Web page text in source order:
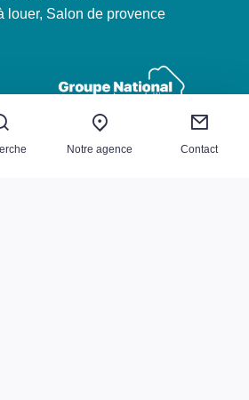
Notre agence Contact
louer, Salon de provence